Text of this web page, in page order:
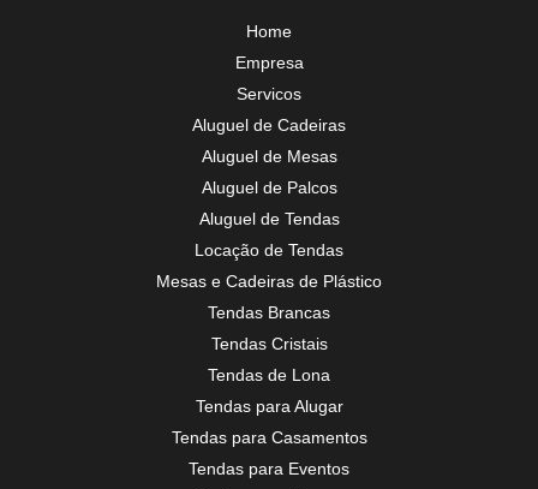
Home
Empresa
Servicos
Aluguel de Cadeiras
Aluguel de Mesas
Aluguel de Palcos
Aluguel de Tendas
Locação de Tendas
Mesas e Cadeiras de Plástico
Tendas Brancas
Tendas Cristais
Tendas de Lona
Tendas para Alugar
Tendas para Casamentos
Tendas para Eventos